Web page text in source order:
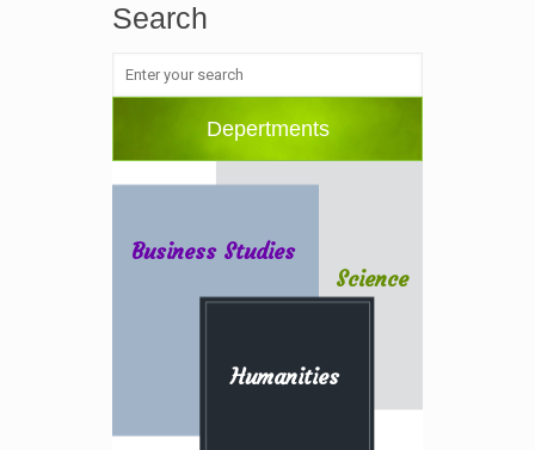
Search
Depertments
Humanities
Business Studies
Science